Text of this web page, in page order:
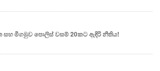
සහ මීගමුව පොලිස් වසම් 20කට ඇඳිරි නීතිය!